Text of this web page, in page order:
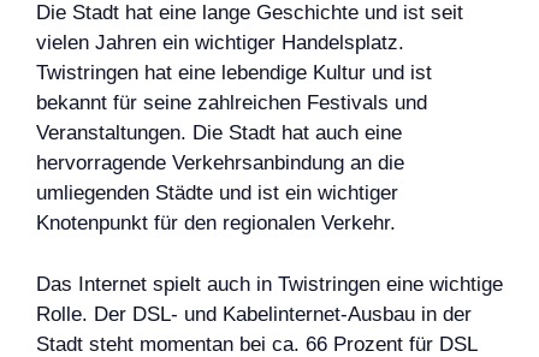
Die Stadt hat eine lange Geschichte und ist seit
vielen Jahren ein wichtiger Handelsplatz.
Twistringen hat eine lebendige Kultur und ist
bekannt für seine zahlreichen Festivals und
Veranstaltungen. Die Stadt hat auch eine
hervorragende Verkehrsanbindung an die
umliegenden Städte und ist ein wichtiger
Knotenpunkt für den regionalen Verkehr.
Das Internet spielt auch in Twistringen eine wichtige
Rolle. Der DSL- und Kabelinternet-Ausbau in der
Stadt steht momentan bei ca. 66 Prozent für DSL